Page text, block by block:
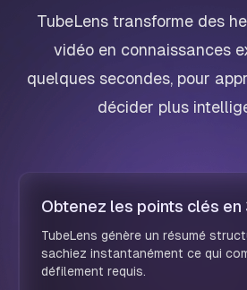
TubeLens transforme des
vidéo en connaissances
quelques secondes, pour
décider plus
Obtenez les points clés
TubeLens génère un résumé
sachiez instantanément ce qui
défilement requis.